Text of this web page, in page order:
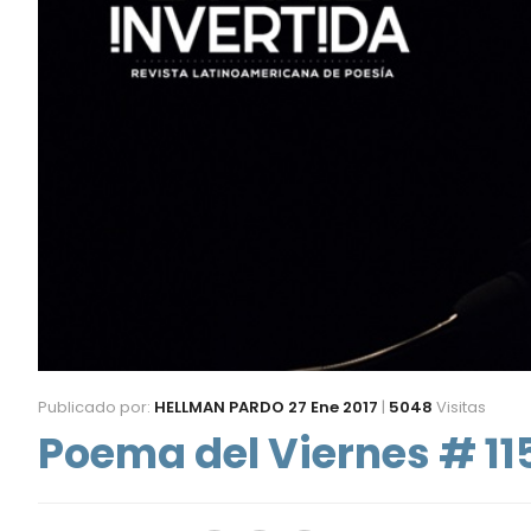
Publicado por: HELLMAN PARDO 27 Ene 2017 | 5048 Visitas
Poema del Viernes #